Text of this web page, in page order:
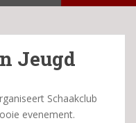
Jeugd
Schaakclub
evenement.